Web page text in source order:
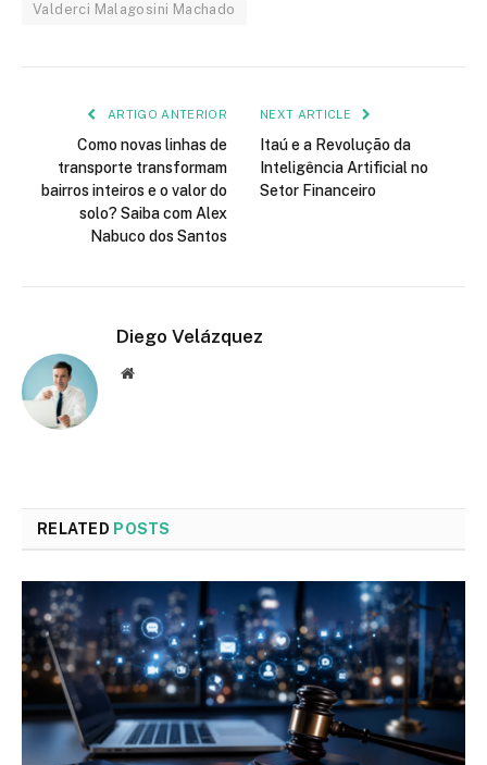
Valderci Malagosini Machado
ARTIGO ANTERIOR
Como novas linhas de
transporte transformam
bairros inteiros e o valor do
solo? Saiba com Alex
Nabuco dos Santos
NEXT ARTICLE
Itaú e a Revolução da
Inteligência Artificial no
Setor Financeiro
Diego Velázquez
Website
RELATED POSTS